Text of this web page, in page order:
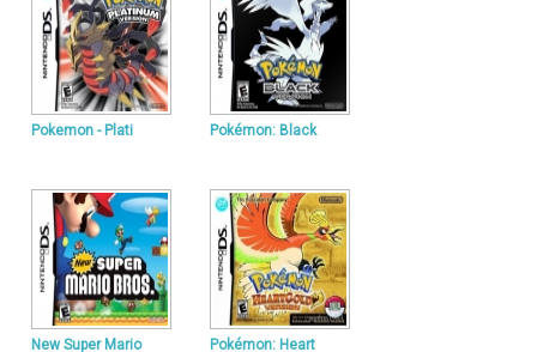
Pokemon - Plati Pokémon: Black
New Super Mario Pokémon: Heart